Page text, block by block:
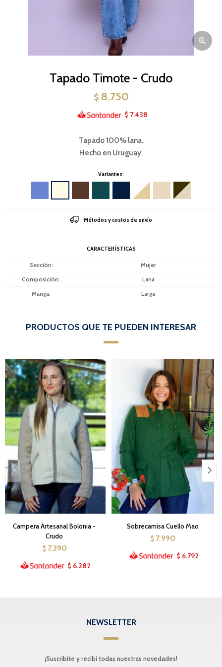
Tapado Timote - Crudo
$ 8.750
$ 7.438
Tapado 100% lana.
Hecho en Uruguay.
Variantes:
Métodos y costos de envío
CARACTERÍSTICAS
Sección
Mujer
Composición
Lana
Manga
Larga
PRODUCTOS QUE TE PUEDEN INTERESAR
Campera Artesanal Bolonia -
Crudo
$ 7.390
$ 6.282
Sobrecamisa Cuello Mao
$ 7.990
$ 6.792
NEWSLETTER
¡Suscribite y recibí todas nuestras novedades!